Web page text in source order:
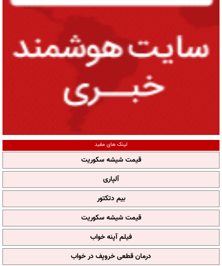
لینک های مفید
قیمت شیشه سکوریت
آلپاری
بیم دتکتور
قیمت شیشه سکوریت
فیلم آپنه خواب
درمان قطعی خروپف در خواب